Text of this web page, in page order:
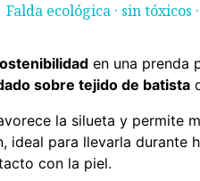
Falda ecológica · sin tóxicos
en una prenda
sobre tejido de batista
la silueta y permite
ideal para llevarla durante
con la piel.